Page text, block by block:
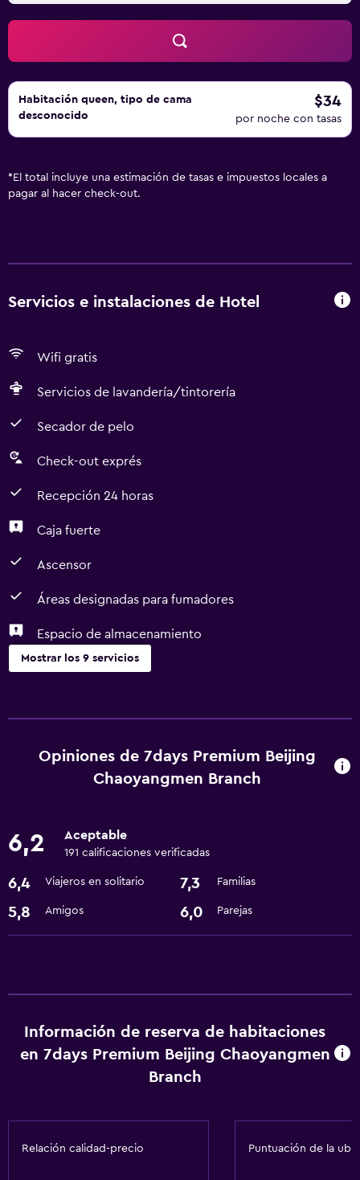
Habitación queen, tipo de cama
desconocido
$34
por noche con tasas
* El total incluye una estimación de tasas e impuestos locales a
pagar al hacer check-out.
Servicios e instalaciones de Hotel
Wifi gratis
Servicios de lavandería/tintorería
Secador de pelo
Check-out exprés
Recepción 24 horas
Caja fuerte
Ascensor
Áreas designadas para fumadores
Espacio de almacenamiento
Mostrar los 9 servicios
Ascensor
Áreas designadas para fumadores
Recepción 24 horas
Baño
Secador de pelo
General
Espacio de almacenamiento
Opiniones de 7days Premium Beijing
Chaoyangmen Branch
6,2 Aceptable
191 calificaciones verificadas
6,4 Viajeros en solitario 7,3 Familias
5,8 Amigos 6,0 Parejas
Información de reserva de habitaciones
en 7days Premium Beijing Chaoyangmen
Branch
Relación calidad-precio Puntuación de la